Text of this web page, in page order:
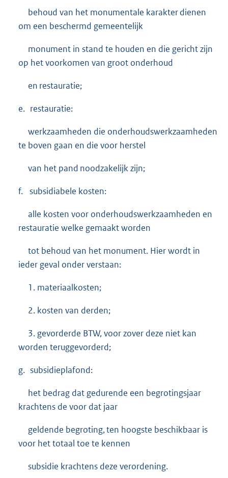
behoud van het monumentale karakter dienen
om een beschermd gemeentelijk
monument in stand te houden en die gericht zijn
op het voorkomen van groot onderhoud
en restauratie;
e. restauratie:
werkzaamheden die onderhoudswerkzaamheden
te boven gaan en die voor herstel
van het pand noodzakelijk zijn;
f. subsidiabele kosten:
alle kosten voor onderhoudswerkzaamheden en
restauratie welke gemaakt worden
tot behoud van het monument. Hier wordt in
ieder geval onder verstaan:
1. materiaalkosten;
2. kosten van derden;
3. gevorderde BTW, voor zover deze niet kan
worden teruggevorderd;
g. subsidieplafond:
het bedrag dat gedurende een begrotingsjaar
krachtens de voor dat jaar
geldende begroting, ten hoogste beschikbaar is
voor het totaal toe te kennen
subsidie krachtens deze verordening.